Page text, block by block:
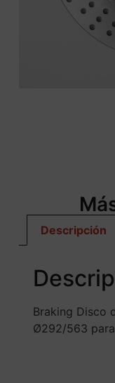
Descripción
Braking Disco
Ø292/563 para